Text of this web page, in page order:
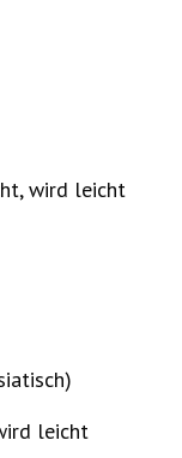
wird leicht
leicht